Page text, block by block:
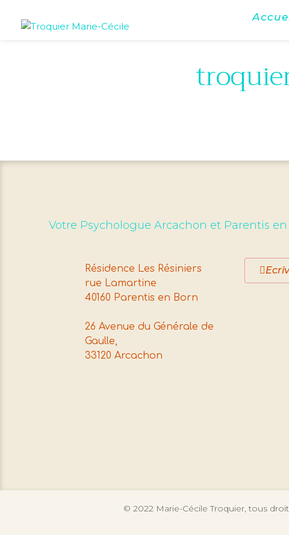
Votre Psychologue Arcachon et Parentis en
Résidence Les Résiniers
rue Lamartine
40160 Parentis en Born
26 Avenue du Générale de
Gaulle,
33120 Arcachon
© 2022 Marie-Cécile Troquier, tous